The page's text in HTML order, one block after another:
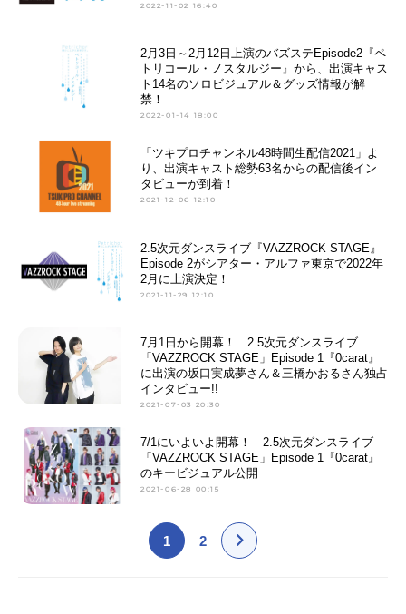
2022-11-02 16:40
2月3日～2月12日上演のバズステEpisode2『ペ
トリコール・ノスタルジー』から、出演キャス
ト14名のソロビジュアル＆グッズ情報が解
禁！
2022-01-14 18:00
「ツキプロチャンネル48時間生配信2021」よ
り、出演キャスト総勢63名からの配信後イン
タビューが到着！
2021-12-06 12:10
2.5次元ダンスライブ『VAZZROCK STAGE』
Episode 2がシアター・アルファ東京で2022年
2月に上演決定！
2021-11-29 12:10
7月1日から開幕！ 2.5次元ダンスライブ
「VAZZROCK STAGE」Episode 1『0carat』
に出演の坂口実成夢さん＆三橋かおるさん独占
インタビュー!!
2021-07-03 20:30
7/1にいよいよ開幕！ 2.5次元ダンスライブ
「VAZZROCK STAGE」Episode 1『0carat』
のキービジュアル公開
2021-06-28 00:15
1 2